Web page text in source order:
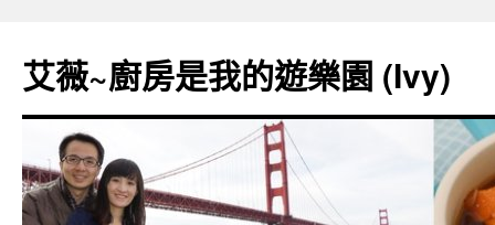
主
要
艾薇~廚房是我的遊樂園 (Ivy)